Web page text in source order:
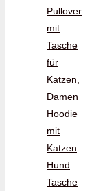
Pullover
mit
Tasche
für
Katzen,
Damen
Hoodie
mit
Katzen
Hund
Tasche